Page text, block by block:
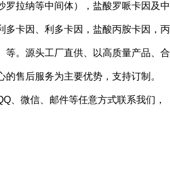
罗拉纳等中间体），盐酸罗哌卡因及中
多卡因、利多卡因，盐酸丙胺卡因，丙
等。源头工厂直供、以高质量产品、合
售后服务为主要优势，支持订制。
、微信、邮件等任意方式联系我们，